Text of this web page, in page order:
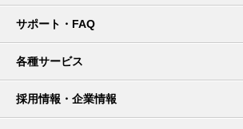
サポート・FAQ
各種サービス
採用情報・企業情報